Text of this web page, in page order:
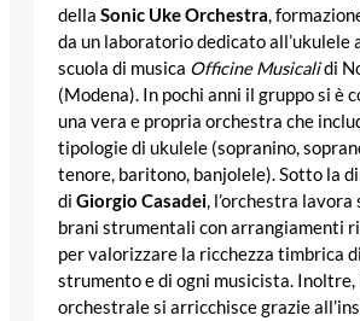
della Sonic Uke Orchestra,
da un laboratorio dedicato all’ukulele
scuola di musica Officine Musicalidi
(Modena). In pochi anni il gruppo si è
una vera e propria orchestra che
tipologie di ukulele (sopranino,
tenore, baritono, banjolele). Sotto la
di Giorgio Casadei, l’orchestra lavora
brani strumentali con arrangiamenti
per valorizzare la ricchezza timbrica
strumento e di ogni musicista.
orchestrale si arricchisce grazie